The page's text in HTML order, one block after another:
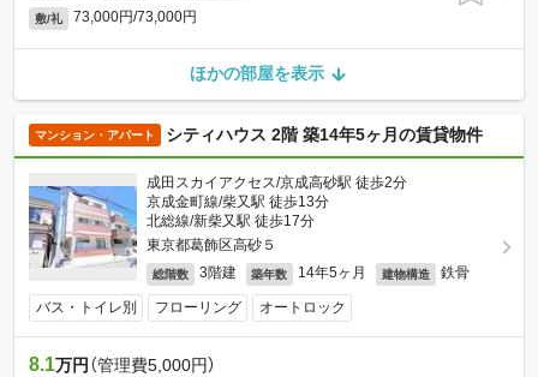
敷/礼 73,000円/73,000円
ほかの部屋を表示
マンション・アパート シティハウス 2階 築14年5ヶ月の賃貸物件
成田スカイアクセス/京成高砂駅 徒歩2分
京成金町線/柴又駅 徒歩13分
北総線/新柴又駅 徒歩17分
東京都葛飾区高砂５
総階数 3階建 築年数 14年5ヶ月 建物構造 鉄骨
バス・トイレ別 フローリング オートロック
8.1万円 （管理費5,000円）